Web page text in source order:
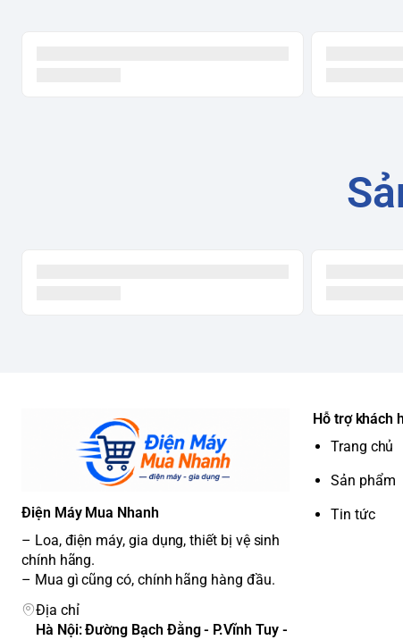
Điện Máy Mua Nhanh
– Loa, điện máy, gia dụng, thiết bị vệ sinh
chính hãng.
– Mua gì cũng có, chính hãng hàng đầu.
Địa chỉ
Hà Nội: Đường Bạch Đằng - P.Vĩnh Tuy -
Hỗ trợ khách
Trang chủ
Sản phẩm
Tin tức